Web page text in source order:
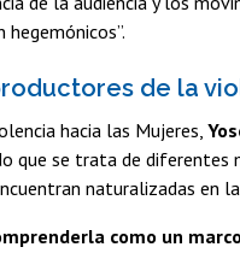
de la
hacia las Mujeres,
que se trata de diferentes
naturalizadas en
como un